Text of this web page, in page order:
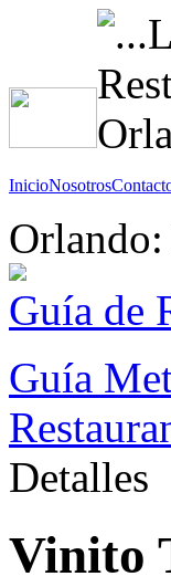
InicioNosotros
Guía de
Guía
Detalles
Vinito